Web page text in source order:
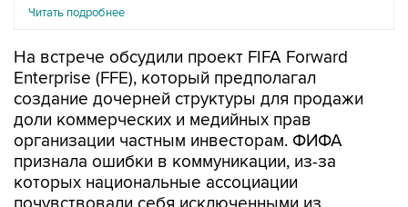
Читать подробнее
На встрече обсудили проект FIFA Forward
Enterprise (FFE), который предполагал
создание дочерней структуры для продажи
доли коммерческих и медийных прав
организации частным инвесторам. ФИФА
признала ошибки в коммуникации, из-за
которых национальные ассоциации